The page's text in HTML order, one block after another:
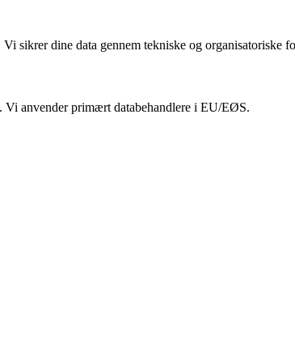
sikrer dine data gennem tekniske og organisatoriske
anvender primært databehandlere i EU/EØS.